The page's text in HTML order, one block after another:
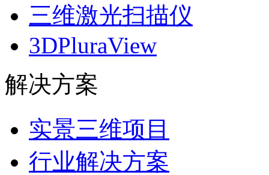
三维激光扫描仪
3DPluraView
解决方案
实景三维项目
行业解决方案